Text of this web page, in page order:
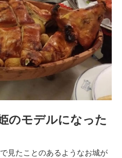
のモデルになった
見たことのあるようなお城が